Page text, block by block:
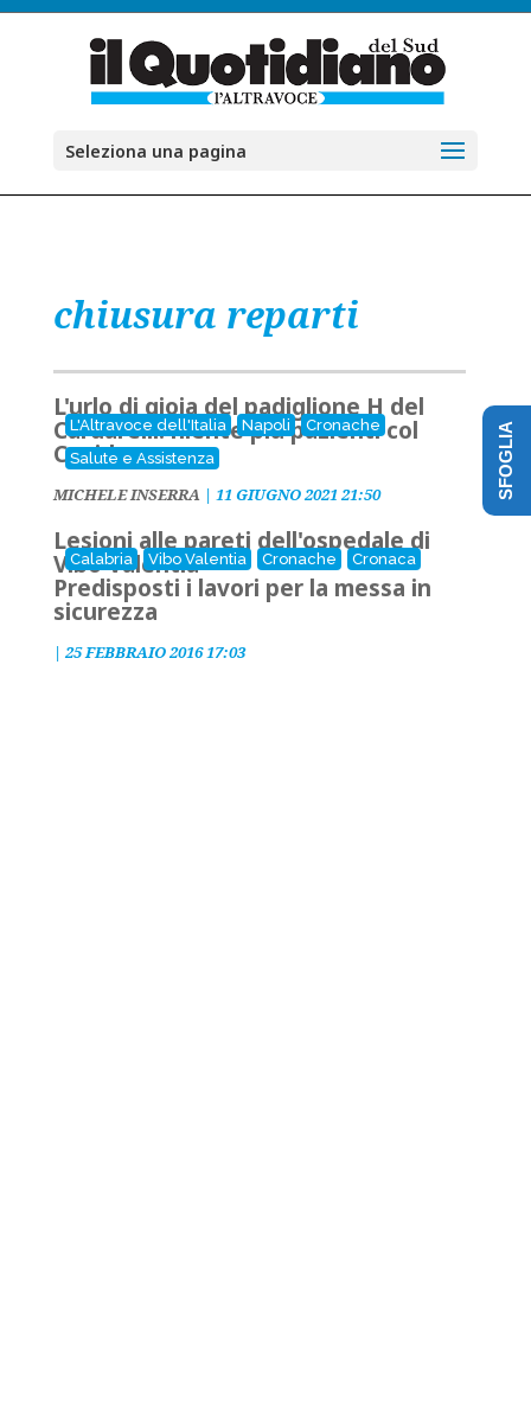
Seleziona una pagina
chiusura reparti
L'Altravoce dell'Italia Napoli
Cronache
Salute e Assistenza
L'urlo di gioia del padiglione H del
Cardarelli: niente più pazienti col
Covid
MICHELE INSERRA| 11 GIUGNO 2021 21:50
Calabria Vibo Valentia Cronache Cronaca
Lesioni alle pareti dell'ospedale di
Vibo Valentia
Predisposti i lavori per la messa in
sicurezza
| 25 FEBBRAIO 2016 17:03
SFOGLIA